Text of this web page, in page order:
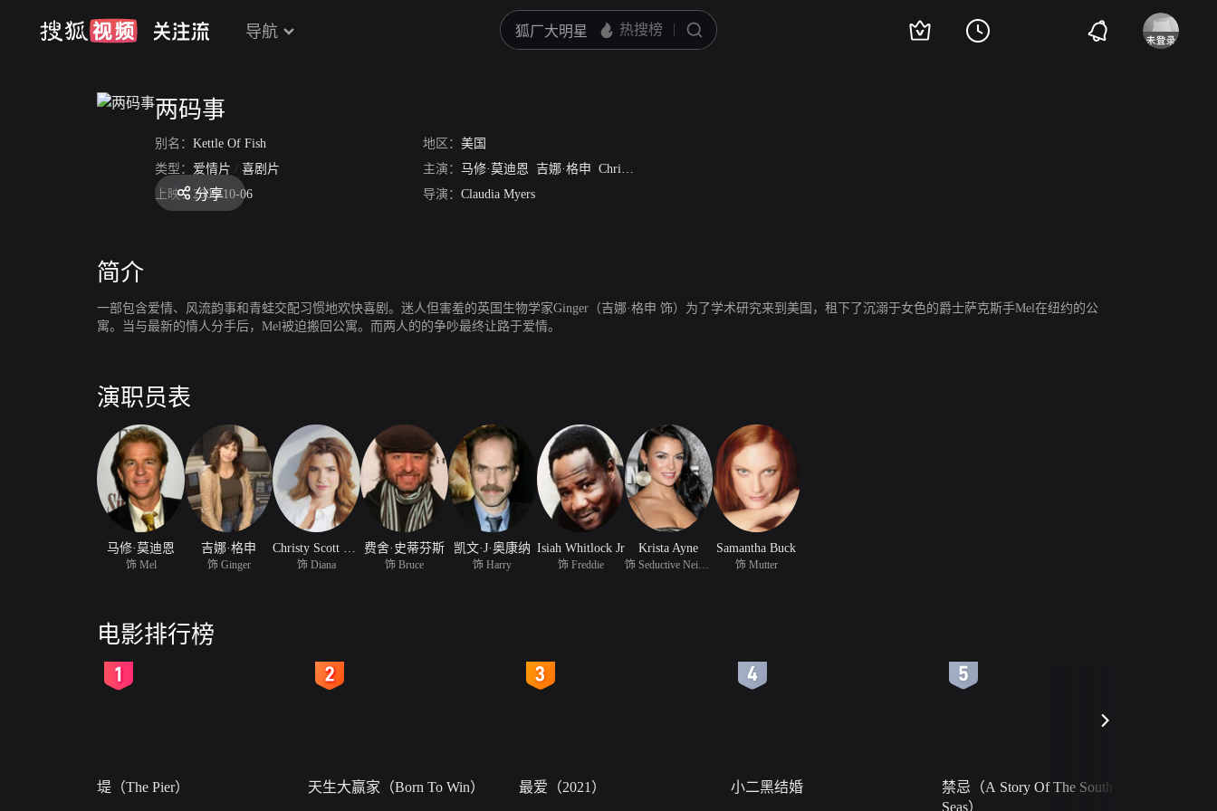
导航
两码事
别名： Kettle Of Fish 地区： 美国
类型： 爱情片 / 喜剧片 主演： 马修·莫迪恩 吉娜·格申 Christy Scott Cashman
上映： 2006-10-06 导演： Claudia Myers
分享
简介
一部包含爱情、风流韵事和青蛙交配习惯地欢快喜剧。迷人但害羞的英国生物学家Ginger（吉娜·格申 饰）为了学术研究来到美国，租下了沉溺于女色的爵士萨克斯手Mel在纽约的公
寓。当与最新的情人分手后，Mel被迫搬回公寓。而两人的的争吵最终让路于爱情。
演职员表
马修·莫迪恩
饰 Mel
吉娜·格申
饰 Ginger 饰 Diana
费舍·史蒂芬斯
饰 Bruce
凯文·J·奥康纳
饰 Harry
Isiah Whitlock Jr
饰 Freddie
Krista Ayne Samantha Buck
饰 Mutter
电影排行榜
堤（The Pier） 天生大赢家（Born To Win） 最爱（2021） 小二黑结婚
禁忌（A Story Of The South
Seas）